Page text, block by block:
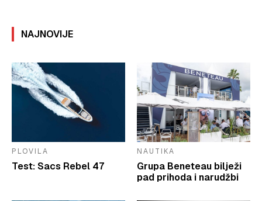
NAJNOVIJE
PLOVILA
Test: Sacs Rebel 47
NAUTIKA
Grupa Beneteau bilježi
pad prihoda i narudžbi